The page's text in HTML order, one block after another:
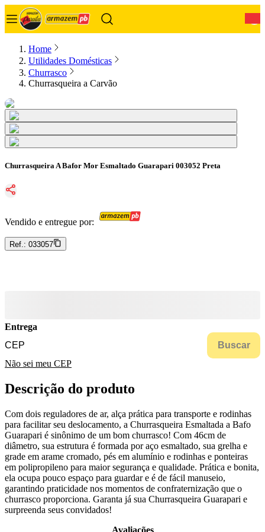
Home
Utilidades Domésticas
Churrasco
Churrasqueira a Carvão
Churrasqueira A Bafor Mor Esmaltado Guarapari 003052 Preta
Vendido e entregue por:
Ref.: 033057
Entrega
Buscar
Não sei meu CEP
Descrição do produto
Com dois reguladores de ar, alça prática para transporte e rodinhas
para facilitar seu deslocamento, a Churrasqueira Esmaltada a Bafo
Guarapari é sinônimo de um bom churrasco! Com 46cm de
diâmetro, sua estrutura é formada por aço esmaltado, sua grelha e
grade em arame cromado, pés em alumínio e rodinhas e ponteiras
em polipropileno para maior segurança e qualidade. Prática e bonita,
ela ocupa pouco espaço para guardar e é de fácil manuseio,
garantindo praticidade nos momentos de confraternização que o
churrasco proporciona. Garanta já sua Churrasqueira Guarapari e
surpreenda seus convidados!